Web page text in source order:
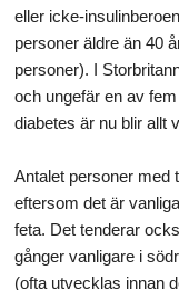
eller icke-
personer äldre än 40
personer). I
och ungefär en av
diabetes är nu blir allt
Antalet personer med
eftersom det är
feta. Det tenderar
gånger vanligare i
(ofta utvecklas innan